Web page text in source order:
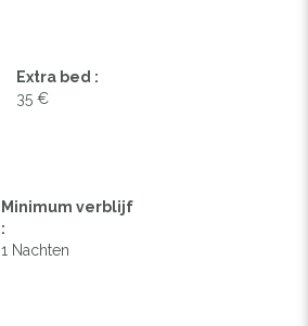
Extra bed :
35 €
Minimum verblijf
:
1 Nachten